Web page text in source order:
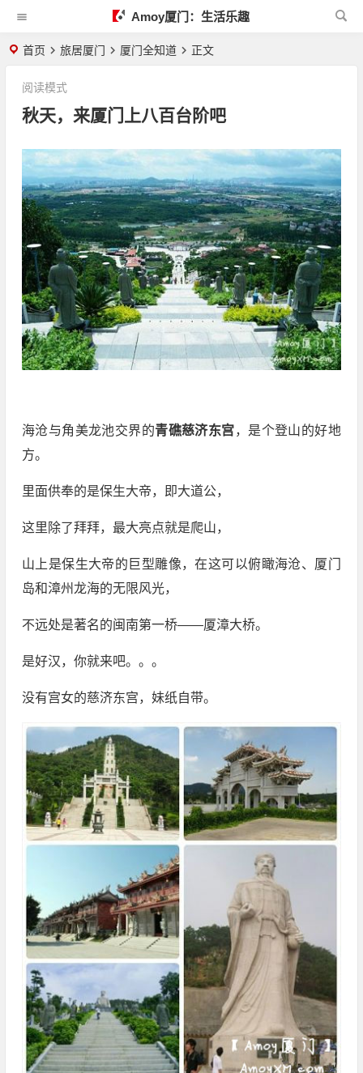
Amoy厦门：生活乐趣
首页 旅居厦门 厦门全知道 正文
秋天，来厦门上八百台阶吧
阅读模式
海沧与角美龙池交界的青礁慈济东宫，是个登山的好地
方。
里面供奉的是保生大帝，即大道公，
这里除了拜拜，最大亮点就是爬山，
山上是保生大帝的巨型雕像，在这可以俯瞰海沧、厦门
岛和漳州龙海的无限风光，
不远处是著名的闽南第一桥——厦漳大桥。
是好汉，你就来吧。。。
没有宫女的慈济东宫，妹纸自带。